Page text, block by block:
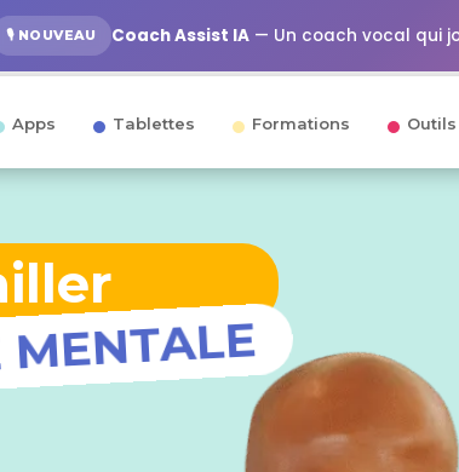
🎙️ NOUVEAU Coach Assist IA— Un coach vocal qui
Apps Tablettes Formations Outils
MENTALE